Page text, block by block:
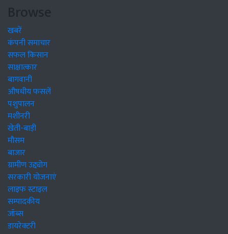
Browse
खबरें
कंपनी समाचार
सफल किसान
साक्षात्कार
बागवानी
औषधीय फसलें
पशुपालन
मशीनरी
खेती-बाड़ी
मौसम
बाजार
ग्रामीण उद्द्योग
सरकारी योजनाएं
लाइफ स्टाइल
सम्पादकीय
जॉब्स
डायरेक्टरी